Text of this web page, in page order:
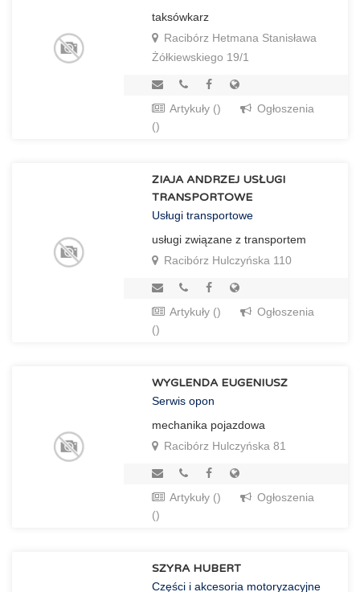
taksówkarz
Racibórz Hetmana Stanisława
Żółkiewskiego 19/1
Artykuły ()
Ogłoszenia
()
ZIAJA ANDRZEJ USŁUGI
TRANSPORTOWE
Usługi transportowe
usługi związane z transportem
Racibórz Hulczyńska 110
Artykuły ()
Ogłoszenia
()
WYGLENDA EUGENIUSZ
Serwis opon
mechanika pojazdowa
Racibórz Hulczyńska 81
Artykuły ()
Ogłoszenia
()
SZYRA HUBERT
Części i akcesoria motoryzacyjne